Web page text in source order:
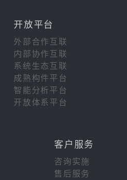
开放平台
外部合作互联
内部协作互联
系统生态互联
成熟构件平台
智能分析平台
开放体系平台
客户服务
咨询实施
售后服务